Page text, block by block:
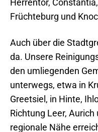
Herrentor,
Früchteburg und
Auch über die
da. Unsere
den umliegenden
unterwegs, etwa in
Greetsiel, in Hinte,
Richtung Leer,
regionale Nähe